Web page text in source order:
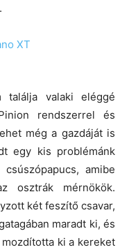
valaki eléggé
rendszerrel és
még a gazdáját is
egy kis problémánk
amibe
osztrák mérnökök.
két feszítő csavar,
maradt ki, és
ki a kereket